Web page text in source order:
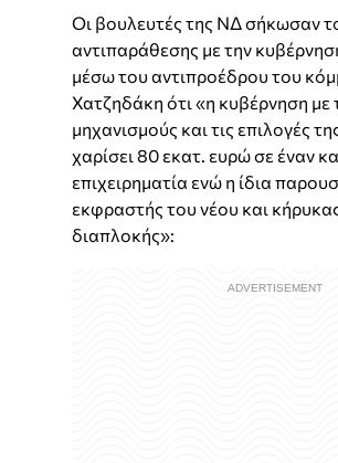
Οι βουλευτές της ΝΔ σήκωσαν
αντιπαράθεσης με την
μέσω του αντιπροέδρου του
Χατζηδάκη ότι «η κυβέρνηση με
μηχανισμούς και τις επιλογές
χαρίσει 80 εκατ. ευρώ σε έναν
επιχειρηματία ενώ η ίδια
εκφραστής του νέου και
διαπλοκής»: